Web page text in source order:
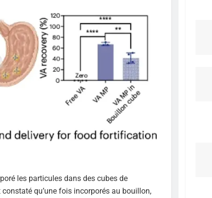
les particules dans des cubes de
qu’une fois incorporés au bouillon,